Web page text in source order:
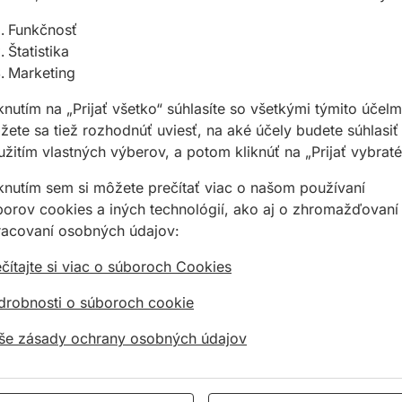
dreva
rezaní mäkkého a tvrdého dreva
drevotrieskové dosky, povrstvené alebo
Funkčnosť
Štatistika
Marketing
na „Prijať všetko“ súhlasíte so všetkými týmito
sa tiež rozhodnúť uviesť, na aké účely budete súhlasiť
vlastných výberov, a potom kliknúť na „Prijať
sem si môžete prečítať viac o našom používaní
cookies a iných technológií, ako aj o zhromažďovaní
osobných údajov:
si viac o súboroch Cookies
o súboroch cookie
zásady ochrany osobných údajov